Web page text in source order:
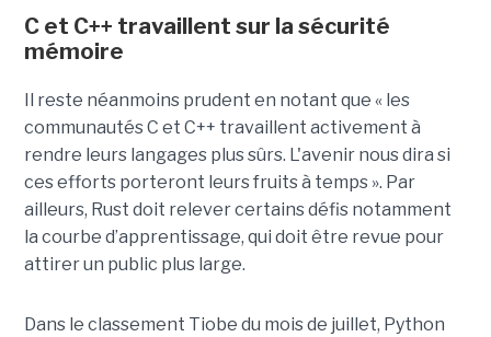
C et C++ travaillent sur la sécurité
mémoire
Il reste néanmoins prudent en notant que « les
communautés C et C++ travaillent activement à
rendre leurs langages plus sûrs. L'avenir nous dira si
ces efforts porteront leurs fruits à temps ». Par
ailleurs, Rust doit relever certains défis notamment
la courbe d’apprentissage, qui doit être revue pour
attirer un public plus large.
Dans le classement Tiobe du mois de juillet, Python